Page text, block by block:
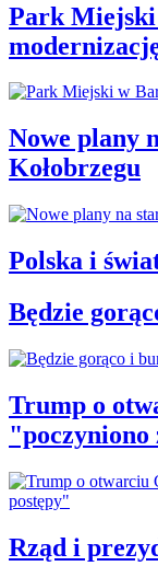
Park Miejski
Nowe plany
Kołobrzegu
Polska i
Będzie
Trump o
"poczyniono
Rząd i